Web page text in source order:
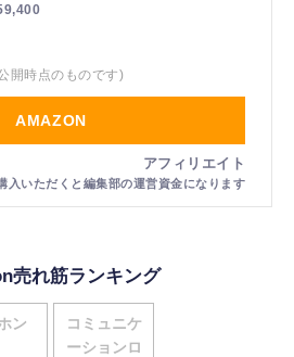
開時点のものです)
AMAZON
売れ筋ランキング
ン
コミュニケ
ーションロ